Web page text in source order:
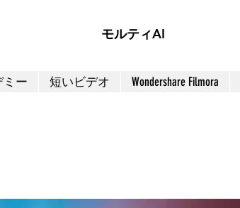
モルティAI
ミー 短いビデオ Wondershare Filmora